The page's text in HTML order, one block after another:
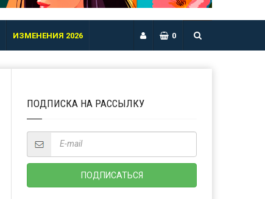
ИЗМЕНЕНИЯ 2026 0
ПОДПИСКА НА РАССЫЛКУ